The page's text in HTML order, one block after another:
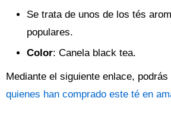
Se trata de unos de los tés
populares.
Color: Canela black tea.
Mediante el siguiente enlace, podrás
quienes han comprado este té en